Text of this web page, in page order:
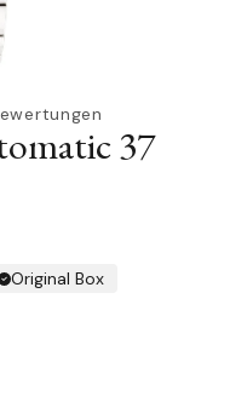
37
Original Box